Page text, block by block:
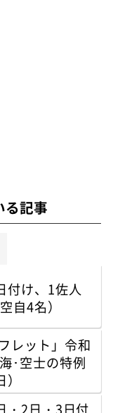
る記事
け、1佐人
自4名）
レット」令和
･空士の特例
2日・3日付